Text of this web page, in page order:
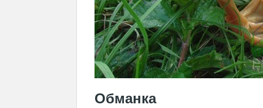
Обманка